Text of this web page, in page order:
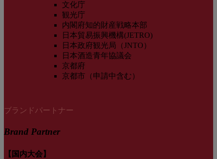
文化庁
観光庁
内閣府知的財産戦略本部
日本貿易振興機構(JETRO)
日本政府観光局（JNTO）
日本酒造青年協議会
京都府
京都市（申請中含む）
ブランドパートナー
Brand Partner
【国内大会】